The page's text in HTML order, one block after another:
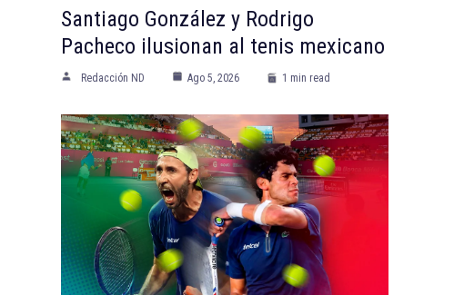
Santiago González y Rodrigo
Pacheco ilusionan al tenis mexicano
Redacción ND Ago 5, 2026 1 min read